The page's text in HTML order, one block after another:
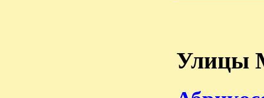
Улицы